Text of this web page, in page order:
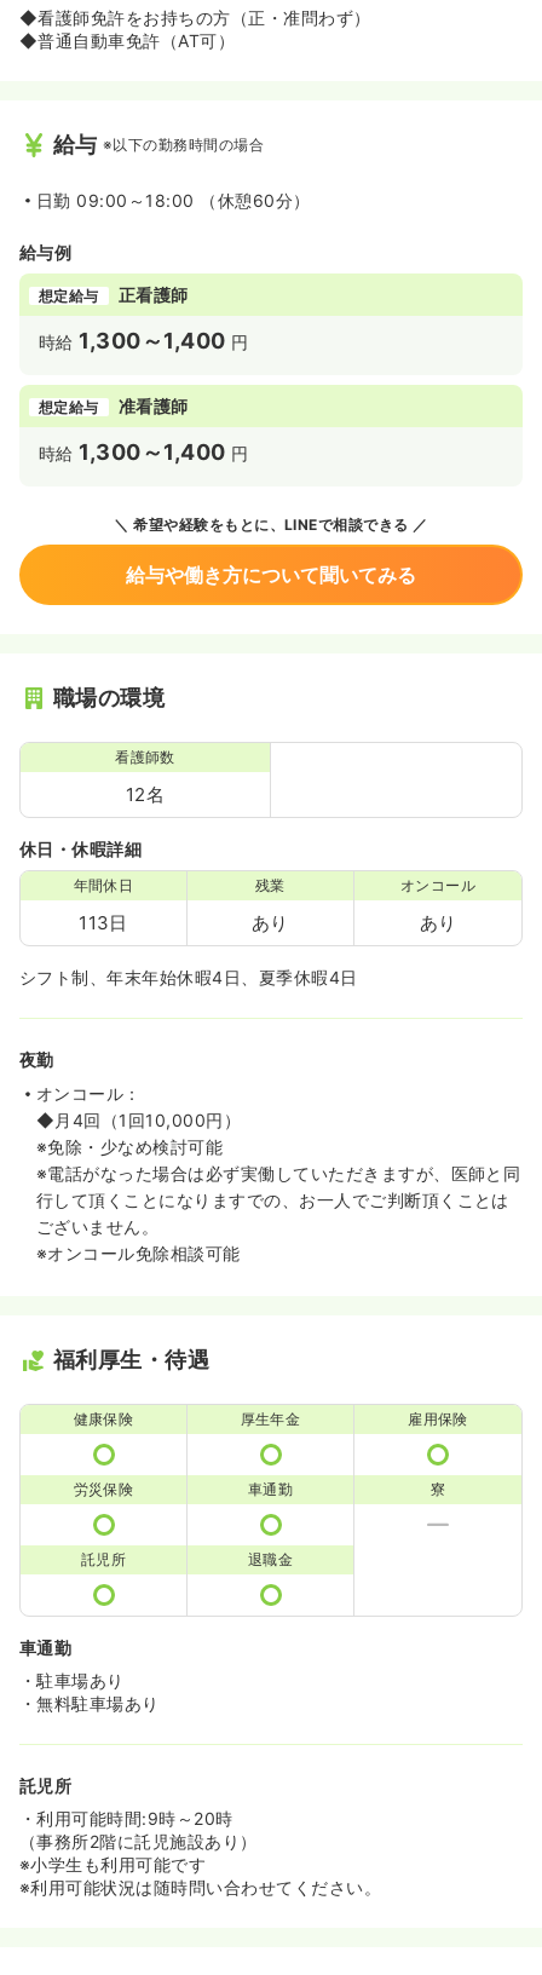
子様を一人にさせられない・・・」と考えるママさんナー
スも安心して働けます。
◆男性の育休取得実績もあり！
≪嬉しい福利厚生あり！≫
3,000円分プレゼントや、自販機無料など嬉しい福利厚生
◆看護師免許をお持ちの方（正・准問わず）
◆普通自動車免許（AT可）
給与 ※以下の勤務時間の場合
日勤 09:00～18:00 （休憩60分）
給与例
想定給与 正看護師
時給 1,300～1,400 円
想定給与 准看護師
時給 1,300～1,400 円
希望や経験をもとに、LINEで相談できる
給与や働き方について聞いてみる
職場の環境
看護師数
12名
休日・休暇詳細
年間休日
113日
残業
あり
オンコール
あり
シフト制、年末年始休暇4日、夏季休暇4日
夜勤
オンコール：
◆月4回（1回10,000円）
※免除・少なめ検討可能
※電話がなった場合は必ず実働していただきますが、医師と同
行して頂くことになりますでの、お一人でご判断頂くことは
ございません。
※オンコール免除相談可能
福利厚生・待遇
健康保険 厚生年金 雇用保険
労災保険 車通勤 寮
託児所 退職金
車通勤
・駐車場あり
・無料駐車場あり
託児所
・利用可能時間:9時～20時
（事務所2階に託児施設あり）
※小学生も利用可能です
※利用可能状況は随時問い合わせてください。